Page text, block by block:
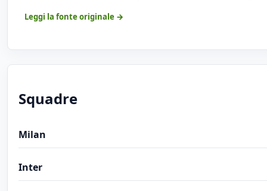
Leggi la fonte originale →
Squadre
Milan
Inter